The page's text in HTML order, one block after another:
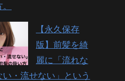
【永久保存
版】前髪を綺
麗に「流れな
・流せない」という